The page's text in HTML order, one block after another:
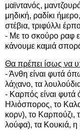
μαϊντανός,
μηδική, ραδίκι
στέβια, τριφύλλι
- Με το σκούρο ραφ
κάνουμε καμιά
Θα πρέπει ίσως να
- Άνθη είναι φυτά
λάχανο, τα
- Καρπός είναι
Ηλιόσπορος, το
κορν), το Καρπούζι,
λούφα), τα Κουκιά, η